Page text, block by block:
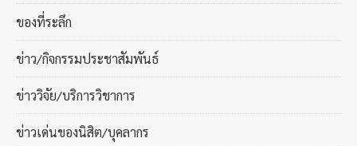
ของที่ระลึก
ข่าว/กิจกรรมประชาสัมพันธ์
ข่าววิจัย/บริการวิชาการ
ข่าวเด่นของนิสิต/บุคลากร